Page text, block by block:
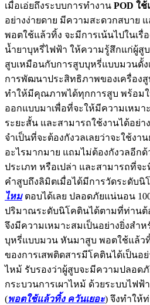
เมื่อเอ่ยถึงระบบการทำงาน POD ใ
อย่างง่ายดาย มีความสะดวกสบาย
พอตใช้แล้วทิ้ง จะมีการเน้นไปในเรื่
น้ำยาบุหรี่ไฟฟ้า ให้ความรู้สึกแก่ผู้สู
สูบเหมือนกับการสูบบุหรี่แบบมวนดั้
การพัฒนาประสิทธิภาพของเครื่อง
ทำให้มีคุณภาพได้ทุกการสูบ พร้อม
ออกแบบมาเพื่อที่จะให้มีความเหม
ระยะสั้น และสามารถใช้งานได้อย่
จำเป็นที่จะต้องกังวลเลยว่าจะใช้งา
อะไรมากมาย แถมไม่ต้องกังวลอีกด้
ประเภท หรือเปล่า และสามารถที่จะ
คำสูบถึงลิมิตเมื่อได้มีการวัดระดับนิ
ไหม ตอบได้เลย ปลอดภัยแน่นอน
ปริมาณระดับนิโคตินได้ตามที่ท่านต้
จึงมีความเหมาะสมเป็นอย่างยิ่งสำ
บุหรี่แบบมวน หันมาสูบ พอตใช้แล้วทิ้
ของการเสพติดสารมีโคตินได้เป็นอ
ไหม้ รับรองว่าผู้สูบจะมีความปลอดภั
กระบวนการเผาไหม้ ด้วยระบบไฟฟ้
(พอตใช้แล้วทิ้ง ควันเยอะ) จึงทำให้